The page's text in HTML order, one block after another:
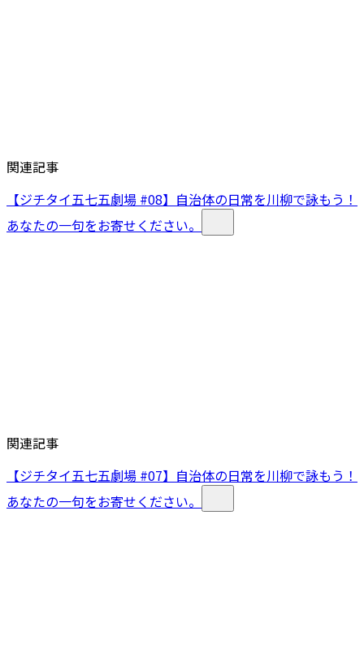
関連記事
【ジチタイ五七五劇場 #08】自治体の日常を川柳で詠もう！
あなたの一句をお寄せください。
関連記事
【ジチタイ五七五劇場 #07】自治体の日常を川柳で詠もう！
あなたの一句をお寄せください。